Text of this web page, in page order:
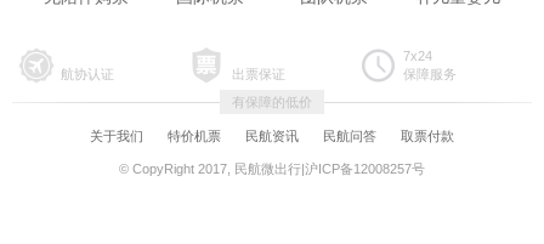
航协认证 出票保证
7x24
保障服务
有保障的低价
关于我们 特价机票 民航资讯 民航问答 取票付款
© CopyRight 2017, 民航微出行|沪ICP备12008257号